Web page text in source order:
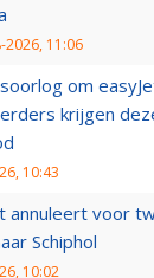
2026, 11:06
om
krijgen
10:43
annuleert voor
Schiphol
10:02